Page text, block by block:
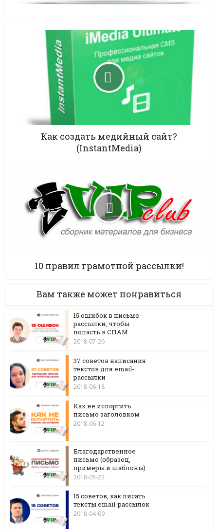
Как создать медийный сайт?
(InstantMedia)
10 правил грамотной рассылки!
Вам также может понравиться
15 ошибок в письме
рассылки, чтобы
попасть в СПАМ
2018-07-26
37 советов написания
текстов для email-
рассылки
2018-06-18
Как не испортить
письмо заголовком
2018-06-12
Благодарственное
письмо (образец,
примеры и шаблоны)
2018-05-22
15 советов, как писать
тексты email-рассылок
2018-04-09